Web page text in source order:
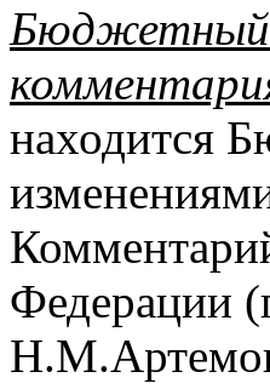
Бюджетный
находится
Федерации